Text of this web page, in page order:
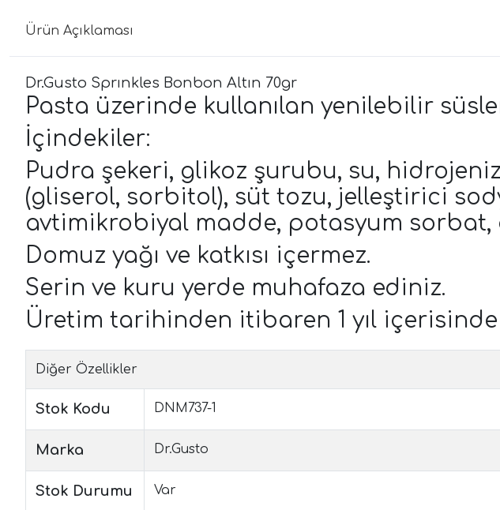
Ürün Açıklaması
Dr.Gusto Sprınkles Bonbon Altın 70gr
Pasta üzerinde kullanılan yenilebilir
İçindekiler:
Pudra şekeri, glikoz şurubu, su,
(gliserol, sorbitol), süt tozu, jelleştirici
avtimikrobiyal madde, potasyum sorbat,
Domuz yağı ve katkısı içermez.
Serin ve kuru yerde muhafaza ediniz.
Üretim tarihinden itibaren 1 yıl
Diğer Özellikler
Stok Kodu DNM737-1
Marka Dr.Gusto
Stok Durumu Var